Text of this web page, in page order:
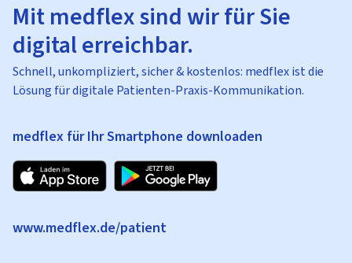
Mit medflex sind wir für Sie
digital erreichbar.
Schnell, unkompliziert, sicher & kostenlos: medflex ist die
Lösung für digitale Patienten-Praxis-Kommunikation.
medflex für Ihr Smartphone downloaden
www.medflex.de/patient